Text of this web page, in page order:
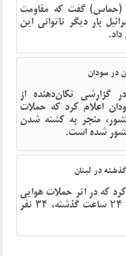
(حماس) گفت که مقاومت
بار دیگر ناتوانی این
گزارشی تکان‌دهنده از
اعلام کرد که حملات
منجر به کشته شدن
شده است.
که در اثر حملات هوایی
رژیم اسرائیل به مناطق مختلف این کشور در ۲۴ ساعت گذشته، ۳۴ نفر